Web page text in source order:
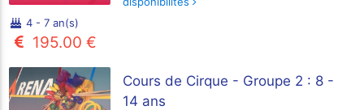
4 - 7 an(s)
195.00 €
Cours de Cirque - Groupe 2 : 8 -
14 ans